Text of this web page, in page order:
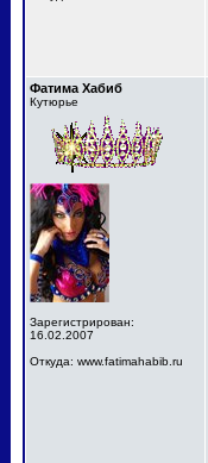
Фатима Хабиб
Кутюрье
Зарегистрирован:
16.02.2007
Откуда: www.fatimahabib.ru